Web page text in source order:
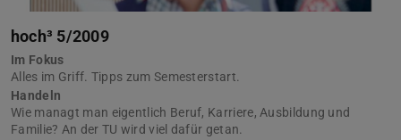
hoch³ 5/2009
Im Fokus
Alles im Griff. Tipps zum Semesterstart.
Handeln
Wie managt man eigentlich Beruf, Karriere, Ausbildung und
Familie? An der TU wird viel dafür getan.